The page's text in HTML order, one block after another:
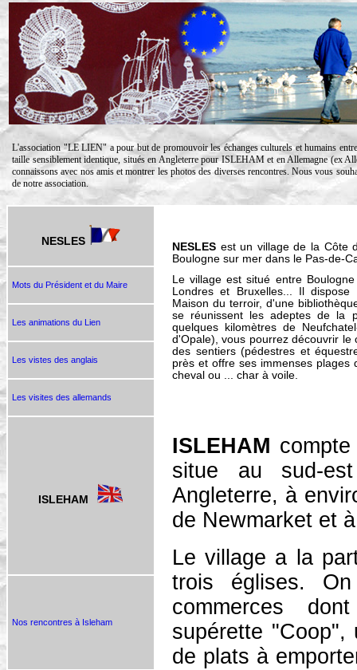
L'association "LE LIEN" a pour but de promouvoir les échanges culturels et humains
taille sensiblement identique, situés en Angleterre pour ISLEHAM et en Allemagne (ex
connaissons avec nos amis et montrer les photos des diverses rencontres.Nous vous
de notre association.
NESLES NESLES est un village de la Côte
Boulogne sur mer dans le Pas-de-
Le village est situé entre
Londres et Bruxelles... Il
Maison du terroir, d'une
se réunissent les adeptes de la
quelques kilomètres de
d'Opale), vous pourrez découvrir
des sentiers (pédestres et
près et offre ses immenses
cheval ou ... char à voile.
Mots du Président et du Maire
Les animations du Lien
Les vistes des anglais
Les visites des allemands
ISLEHAM
ISLEHAM
situe au sud-
Angleterre, à
de Newmarket et
Le village a la
trois églises.
commerces
supérette "Coop",
de plats à
Nos rencontres à Isleham